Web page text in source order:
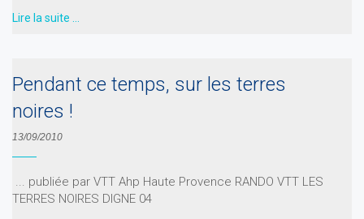
Lire la suite …
Pendant ce temps, sur les terres
noires !
13/09/2010
... publiée par VTT Ahp Haute Provence RANDO VTT LES
TERRES NOIRES DIGNE 04